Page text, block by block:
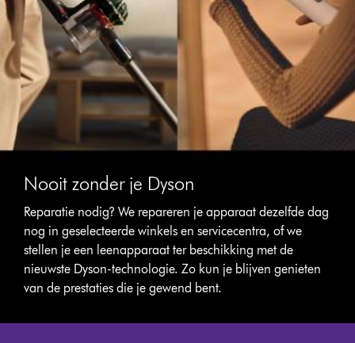
Nooit zonder je Dyson
Reparatie nodig? We repareren je apparaat dezelfde dag
nog in geselecteerde winkels en servicecentra, of we
stellen je een leenapparaat ter beschikking met de
nieuwste Dyson-technologie. Zo kun je blijven genieten
van de prestaties die je gewend bent.